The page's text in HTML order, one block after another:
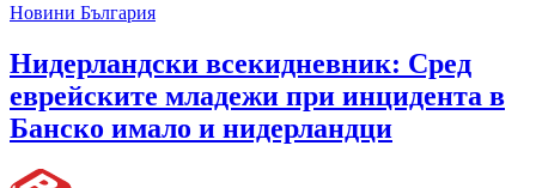
Новини България
Нидерландски всекидневник: Сред
еврейските младежи при инцидента в
Банско имало и нидерландци